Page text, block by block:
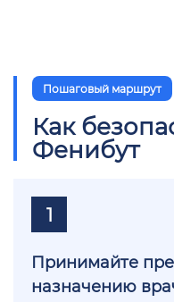
Пошаговый маршрут
Как
Фенибут
1
Принимайте
назначению